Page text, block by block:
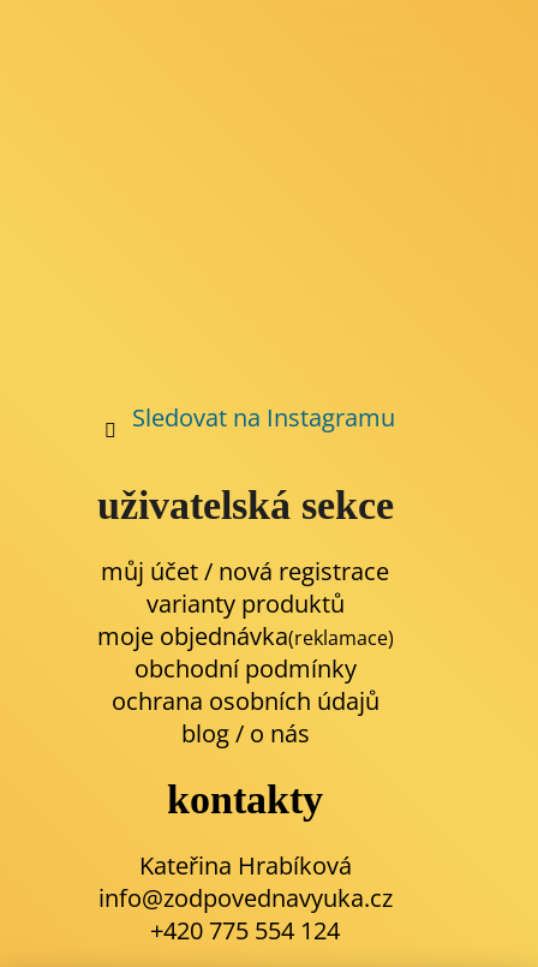
Sledovat na Instagramu
uživatelská sekce
můj účet / nová registrace
varianty produktů
moje objednávka(reklamace)
obchodní podmínky
ochrana osobních údajů
blog/ o nás
kontakty
Kateřina Hrabíková
info@zodpovednavyuka.cz
+420 775 554 124